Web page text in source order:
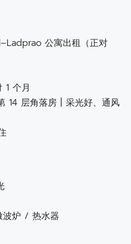
公寓出租（正对
1 个月
14 层角落房 | 采光好、通风
炉 / 热水器